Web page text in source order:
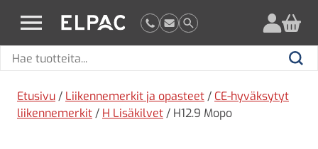
elpac.fi
Hae
Hae
Etusivu / Liikennemerkit ja opasteet / CE-hyväksytyt
liikennemerkit / H Lisäkilvet / H12.9 Mopo